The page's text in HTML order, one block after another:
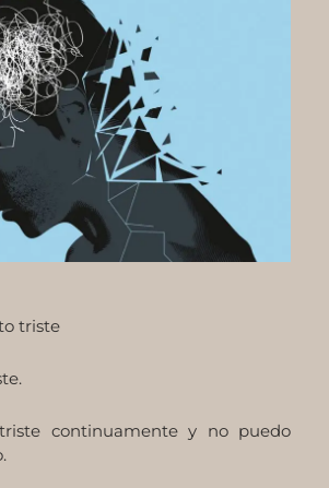
triste
continuamente y no puedo